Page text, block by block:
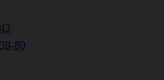
80